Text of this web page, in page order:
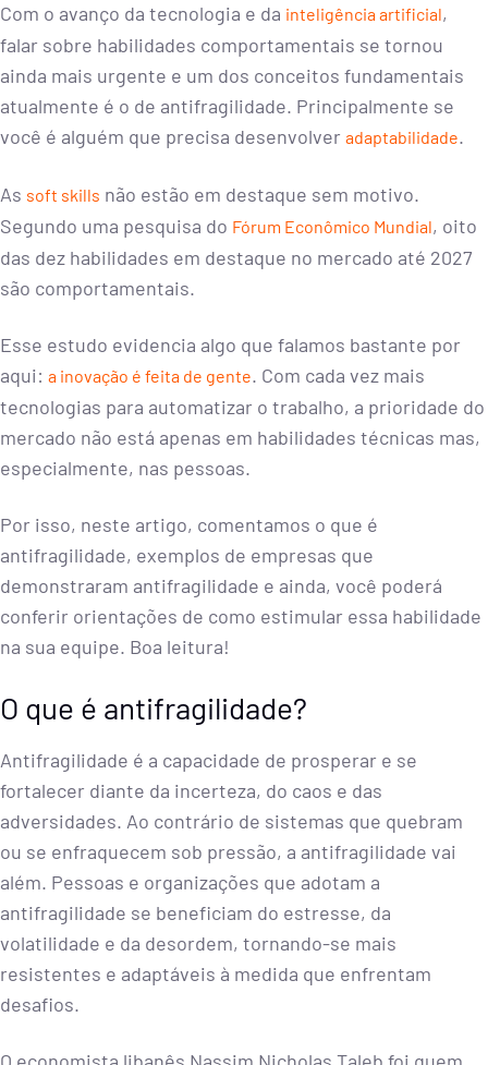
Com o avanço da tecnologia e da inteligência artificial,
falar sobre habilidades comportamentais se tornou
ainda mais urgente e um dos conceitos fundamentais
atualmente é o de antifragilidade. Principalmente se
você é alguém que precisa desenvolver adaptabilidade.
As soft skills não estão em destaque sem motivo.
Segundo uma pesquisa do Fórum Econômico Mundial, oito
das dez habilidades em destaque no mercado até 2027
são comportamentais.
Esse estudo evidencia algo que falamos bastante por
aqui: a inovação é feita de gente. Com cada vez mais
tecnologias para automatizar o trabalho, a prioridade do
mercado não está apenas em habilidades técnicas mas,
especialmente, nas pessoas.
Por isso, neste artigo, comentamos o que é
antifragilidade, exemplos de empresas que
demonstraram antifragilidade e ainda, você poderá
conferir orientações de como estimular essa habilidade
na sua equipe. Boa leitura!
O que é antifragilidade?
Antifragilidade é a capacidade de prosperar e se
fortalecer diante da incerteza, do caos e das
adversidades. Ao contrário de sistemas que quebram
ou se enfraquecem sob pressão, a antifragilidade vai
além. Pessoas e organizações que adotam a
antifragilidade se beneficiam do estresse, da
volatilidade e da desordem, tornando-se mais
resistentes e adaptáveis à medida que enfrentam
desafios.